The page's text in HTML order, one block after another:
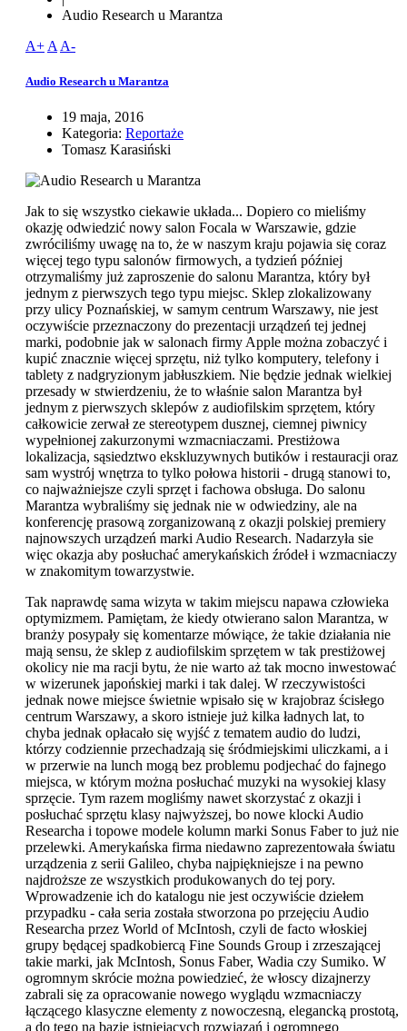
Audio Research u Marantza
A+ A A-
Audio Research u Marantza
19 maja, 2016
Kategoria: Reportaże
Tomasz Karasiński
Jak to się wszystko ciekawie układa... Dopiero co mieliśmy
okazję odwiedzić nowy salon Focala w Warszawie, gdzie
zwróciliśmy uwagę na to, że w naszym kraju pojawia się coraz
więcej tego typu salonów firmowych, a tydzień później
otrzymaliśmy już zaproszenie do salonu Marantza, który był
jednym z pierwszych tego typu miejsc. Sklep zlokalizowany
przy ulicy Poznańskiej, w samym centrum Warszawy, nie jest
oczywiście przeznaczony do prezentacji urządzeń tej jednej
marki, podobnie jak w salonach firmy Apple można zobaczyć i
kupić znacznie więcej sprzętu, niż tylko komputery, telefony i
tablety z nadgryzionym jabłuszkiem. Nie będzie jednak wielkiej
przesady w stwierdzeniu, że to właśnie salon Marantza był
jednym z pierwszych sklepów z audiofilskim sprzętem, który
całkowicie zerwał ze stereotypem dusznej, ciemnej piwnicy
wypełnionej zakurzonymi wzmacniaczami. Prestiżowa
lokalizacja, sąsiedztwo ekskluzywnych butików i restauracji oraz
sam wystrój wnętrza to tylko połowa historii - drugą stanowi to,
co najważniejsze czyli sprzęt i fachowa obsługa. Do salonu
Marantza wybraliśmy się jednak nie w odwiedziny, ale na
konferencję prasową zorganizowaną z okazji polskiej premiery
najnowszych urządzeń marki Audio Research. Nadarzyła sie
więc okazja aby posłuchać amerykańskich źródeł i wzmacniaczy
w znakomitym towarzystwie.
Tak naprawdę sama wizyta w takim miejscu napawa człowieka
optymizmem. Pamiętam, że kiedy otwierano salon Marantza, w
branży posypały się komentarze mówiące, że takie działania nie
mają sensu, że sklep z audiofilskim sprzętem w tak prestiżowej
okolicy nie ma racji bytu, że nie warto aż tak mocno inwestować
w wizerunek japońskiej marki i tak dalej. W rzeczywistości
jednak nowe miejsce świetnie wpisało się w krajobraz ścisłego
centrum Warszawy, a skoro istnieje już kilka ładnych lat, to
chyba jednak opłacało się wyjść z tematem audio do ludzi,
którzy codziennie przechadzają się śródmiejskimi uliczkami, a i
w przerwie na lunch mogą bez problemu podjechać do fajnego
miejsca, w którym można posłuchać muzyki na wysokiej klasy
sprzęcie. Tym razem mogliśmy nawet skorzystać z okazji i
posłuchać sprzętu klasy najwyższej, bo nowe klocki Audio
Researcha i topowe modele kolumn marki Sonus Faber to już nie
przelewki. Amerykańska firma niedawno zaprezentowała światu
urządzenia z serii Galileo, chyba najpiękniejsze i na pewno
najdroższe ze wszystkich produkowanych do tej pory.
Wprowadzenie ich do katalogu nie jest oczywiście dziełem
przypadku - cała seria została stworzona po przejęciu Audio
Researcha przez World of McIntosh, czyli de facto włoskiej
grupy będącej spadkobiercą Fine Sounds Group i zrzeszającej
takie marki, jak McIntosh, Sonus Faber, Wadia czy Sumiko. W
ogromnym skrócie można powiedzieć, że włoscy dizajnerzy
zabrali się za opracowanie nowego wyglądu wzmacniaczy
łączącego klasyczne elementy z nowoczesną, elegancką prostotą,
a do tego na bazie istniejących rozwiązań i ogromnego